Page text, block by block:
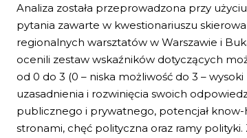
Analiza została przeprowadzona przy
pytania zawarte w kwestionariuszu
regionalnych warsztatów w Warszawie i
ocenili zestaw wskaźników dotyczących
od 0 do 3 (0 – niska możliwość do 3 –
uzasadnienia i rozwinięcia swoich
publicznego i prywatnego, potencjał
stronami, chęć polityczna oraz ramy